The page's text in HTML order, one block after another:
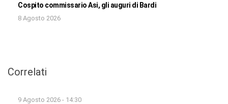
Cospito commissario Asi, gli auguri di Bardi
8 Agosto 2026
Correlati
9 Agosto 2026 - 14:30